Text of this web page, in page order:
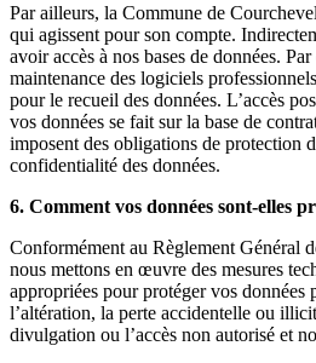
Par ailleurs, la Commune de
qui agissent pour son compte.
avoir accès à nos bases de données.
maintenance des logiciels
pour le recueil des données. L’accès
vos données se fait sur la base de
imposent des obligations de protection
confidentialité des données.
6. Comment vos données sont-elles
Conformément au Règlement Général
nous mettons en œuvre des mesures
appropriées pour protéger vos données
l’altération, la perte accidentelle ou
divulgation ou l’accès non autorisé et